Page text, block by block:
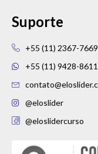
Suporte
+55 (11) 2367-7669
+55 (11) 9428-
@eloslider
@eloslidercurso